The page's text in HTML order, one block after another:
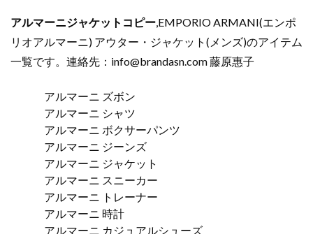
アルマーニジャケットコピー,EMPORIO ARMANI(エンポ
リオアルマーニ) アウター・ジャケット(メンズ)のアイテム
一覧です。連絡先： info@brandasn.com藤原惠子
アルマーニ ズボン
アルマーニ シャツ
アルマーニ ボクサーパンツ
アルマーニ ジーンズ
アルマーニ ジャケット
アルマーニ スニーカー
アルマーニ トレーナー
アルマーニ 時計
アルマーニ カジュアルシューズ